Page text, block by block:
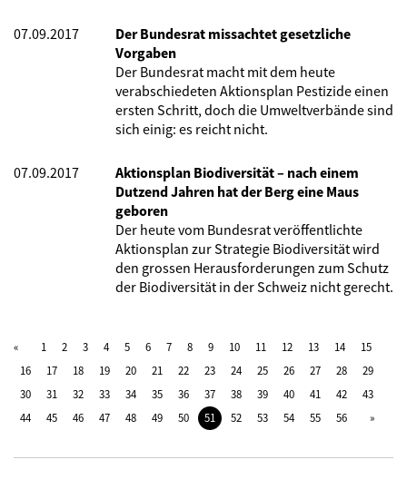
07.09.2017
Der Bundesrat missachtet gesetzliche
Vorgaben
Der Bundesrat macht mit dem heute
verabschiedeten Aktionsplan Pestizide einen
ersten Schritt, doch die Umweltverbände sind
sich einig: es reicht nicht.
07.09.2017
Aktionsplan Biodiversität – nach einem
Dutzend Jahren hat der Berg eine Maus
geboren
Der heute vom Bundesrat veröffentlichte
Aktionsplan zur Strategie Biodiversität wird
den grossen Herausforderungen zum Schutz
der Biodiversität in der Schweiz nicht gerecht.
1 2 3 4 5 6 7 8 9 10 11 12 13 14
15
16
17 18 19 20 21 22 23 24 25 26 27 28
29
30
31 32 33 34 35 36 37 38 39 40 41 42
43
44
45 46 47 48 49 50 51 52 53 54 55 56